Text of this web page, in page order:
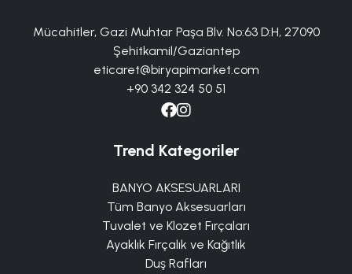
Mücahitler, Gazi Muhtar Paşa Blv. No:63 D:H, 27090
Şehitkamil/Gaziantep
eticaret@biryapimarket.com
+90 342 324 50 51
Trend Kategoriler
BANYO AKSESUARLARI
Tüm Banyo Aksesuarları
Tuvalet ve Klozet Fırçaları
Ayaklık Fırçalık ve Kağıtlık
Duş Rafları